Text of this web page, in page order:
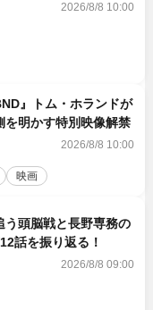
2026/8/8 10:00
』トム・ホランドが
を明かす特別映像解禁
2026/8/8 10:00
映画
う頭脳戦と長野専務の
話を振り返る！
2026/8/8 09:00